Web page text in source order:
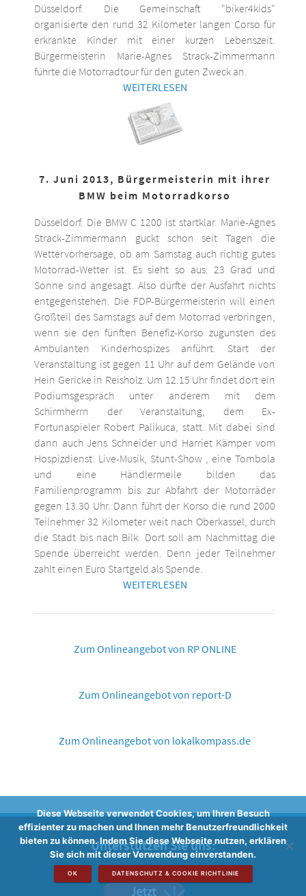
Düsseldorf. Die Gemeinschaft "biker4kids"
organisierte den rund 32 Kilometer langen Corso für
erkrankte Kinder mit einer kurzen Lebenszeit.
Bürgermeisterin Marie-Agnes Strack-Zimmermann
führte die Motorradtour für den guten Zweck an.
WEITERLESEN
7. Juni 2013, Bürgermeisterin mit ihrer
BMW beim Motorradkorso
Düsseldorf. Die BMW C 1200 ist startklar. Marie-Agnes
Strack-Zimmermann guckt schon seit Tagen die
Wettervorhersage, ob am Samstag auch richtig gutes
Motorrad-Wetter ist. Es sieht so aus: 23 Grad und
Sonne sind angesagt. Also dürfte der Ausfahrt nichts
entgegenstehen. Die FDP-Bürgermeisterin will einen
Großteil des Samstags auf dem Motorrad verbringen,
wenn sie den fünften Benefiz-Korso zugunsten des
Ambulanten Kinderhospizes anführt. Start der
Veranstaltung ist gegen 11 Uhr auf dem Gelände von
Hein Gericke in Reisholz. Um 12.15 Uhr findet dort ein
Podiumsgespräch unter anderem mit dem
Schirmherrn der Veranstaltung, dem Ex-
Fortunaspieler Robert Palikuca, statt. Mit dabei sind
dann auch Jens Schneider und Harriet Kämper vom
Hospizdienst. Live-Musik, Stunt-Show , eine Tombola
und eine Händlermeile bilden das
Familienprogramm bis zur Abfahrt der Motorräder
gegen 13.30 Uhr. Dann führt der Korso die rund 2000
Teilnehmer 32 Kilometer weit nach Oberkassel, durch
die Stadt bis nach Bilk. Dort soll am Nachmittag die
Spende überreicht werden. Denn jeder Teilnehmer
zahlt einen Euro Startgeld als Spende.
WEITERLESEN
Zum Onlineangebot von RP ONLINE
Zum Onlineangebot von report-D
Zum Onlineangebot von lokalkompass.de
Unterstützen Sie uns:
Diese Webseite verwendet Cookies, um Ihren Besuch
effizienter zu machen und Ihnen mehr Benutzerfreundlichkeit
bieten zu können. Indem Sie diese Webseite nutzen, erklären
Sie sich mit dieser Verwendung einverstanden.
OK DATENSCHUTZ & COOKIE RICHTLINIE